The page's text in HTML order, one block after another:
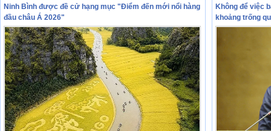
Ninh Bình được đề cử hạng mục "Điểm đến mới nổi hàng
đầu châu Á 2026"
Không để việc
khoảng trống